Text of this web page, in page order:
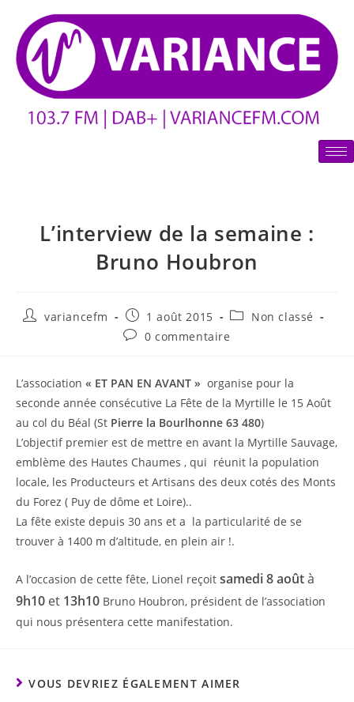
L’interview de la semaine :
Bruno Houbron
variancefm 1 août 2015
Non classé
0 commentaire
L’association « ET PAN EN AVANT » organise pour la
seconde année consécutive La Fête de la Myrtille le 15 Août
au col du Béal (St Pierre la Bourlhonne 63 480)
L’objectif premier est de mettre en avant la Myrtille Sauvage,
emblème des Hautes Chaumes , qui réunit la population
locale, les Producteurs et Artisans des deux cotés des Monts
du Forez ( Puy de dôme et Loire)..
La fête existe depuis 30 ans et a la particularité de se
trouver à 1400 m d’altitude, en plein air !.
A l’occasion de cette fête, Lionel reçoit samedi 8 aoûtà
9h10 et 13h10 Bruno Houbron, président de l’association
qui nous présentera cette manifestation.
VOUS DEVRIEZ ÉGALEMENT AIMER